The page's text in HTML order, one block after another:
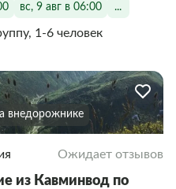
вс, 9 авг в 06:00 ...
1-6 человек
На внедорожнике
Ожидает отзывов
из Кавминвод по